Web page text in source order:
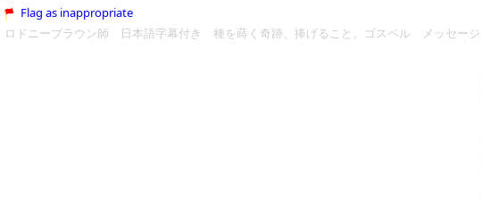
Flag as inappropriate
ロドニーブラウン師 日本語字幕付き 種を蒔く奇跡、捧げること。ゴスペル メッセージ